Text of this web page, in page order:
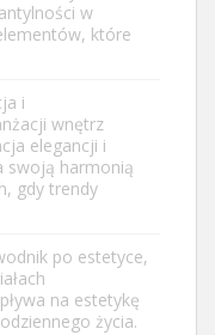
w
które
i
wnętrz
elegancji i
swoją harmonią
gdy trendy
po estetyce,
na estetykę
życia.